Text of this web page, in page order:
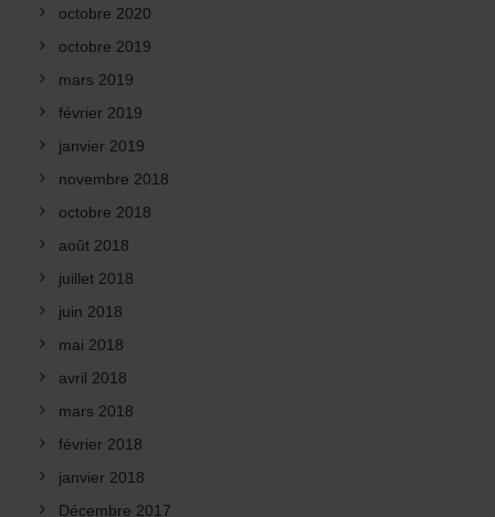
octobre 2020
octobre 2019
mars 2019
février 2019
janvier 2019
novembre 2018
octobre 2018
août 2018
juillet 2018
juin 2018
mai 2018
avril 2018
mars 2018
février 2018
janvier 2018
Décembre 2017